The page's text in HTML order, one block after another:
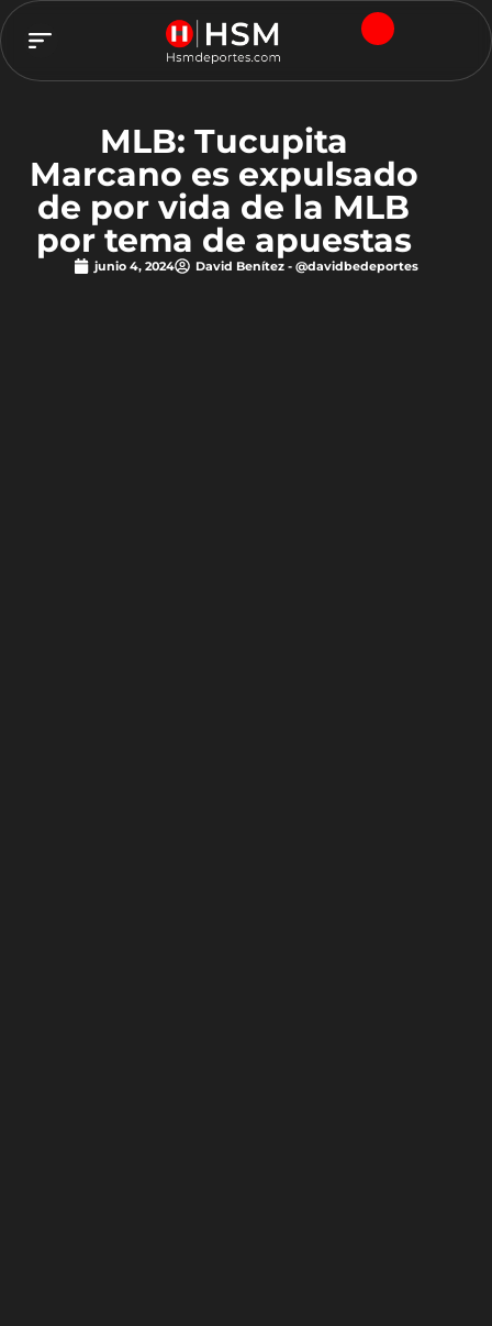
MLB: Tucupita
Marcano es expulsado
de por vida de la MLB
por tema de apuestas
junio 4, 2024 David Benítez - @davidbedeportes